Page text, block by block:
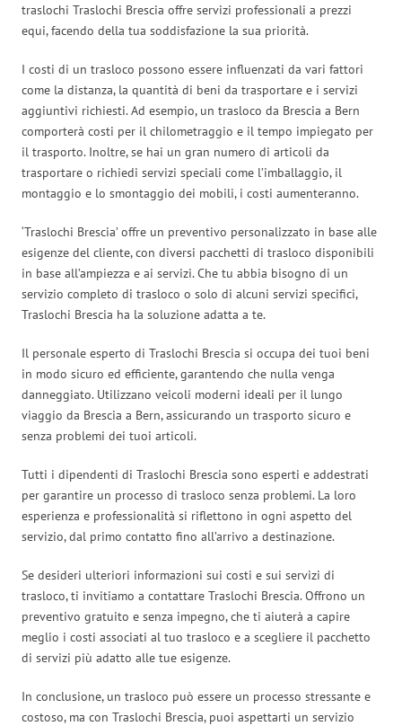
traslochi Traslochi Brescia offre servizi professionali a prezzi
equi, facendo della tua soddisfazione la sua priorità.
I costi di un trasloco possono essere influenzati da vari fattori
come la distanza, la quantità di beni da trasportare e i servizi
aggiuntivi richiesti. Ad esempio, un trasloco da Brescia a Bern
comporterà costi per il chilometraggio e il tempo impiegato per
il trasporto. Inoltre, se hai un gran numero di articoli da
trasportare o richiedi servizi speciali come l’imballaggio, il
montaggio e lo smontaggio dei mobili, i costi aumenteranno.
‘Traslochi Brescia’ offre un preventivo personalizzato in base alle
esigenze del cliente, con diversi pacchetti di trasloco disponibili
in base all’ampiezza e ai servizi. Che tu abbia bisogno di un
servizio completo di trasloco o solo di alcuni servizi specifici,
Traslochi Brescia ha la soluzione adatta a te.
Il personale esperto di Traslochi Brescia si occupa dei tuoi beni
in modo sicuro ed efficiente, garantendo che nulla venga
danneggiato. Utilizzano veicoli moderni ideali per il lungo
viaggio da Brescia a Bern, assicurando un trasporto sicuro e
senza problemi dei tuoi articoli.
Tutti i dipendenti di Traslochi Brescia sono esperti e addestrati
per garantire un processo di trasloco senza problemi. La loro
esperienza e professionalità si riflettono in ogni aspetto del
servizio, dal primo contatto fino all’arrivo a destinazione.
Se desideri ulteriori informazioni sui costi e sui servizi di
trasloco, ti invitiamo a contattare Traslochi Brescia. Offrono un
preventivo gratuito e senza impegno, che ti aiuterà a capire
meglio i costi associati al tuo trasloco e a scegliere il pacchetto
di servizi più adatto alle tue esigenze.
In conclusione, un trasloco può essere un processo stressante e
costoso, ma con Traslochi Brescia, puoi aspettarti un servizio